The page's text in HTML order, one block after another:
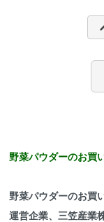
野菜パウダーのお買
野菜パウダーのお買
運営企業、三笠産業